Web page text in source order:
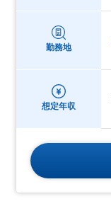
勤務地
想定年収